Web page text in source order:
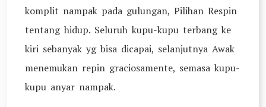
komplit nampak pada gulungan, Pilihan Respin
tentang hidup. Seluruh kupu-kupu terbang ke
kiri sebanyak yg bisa dicapai, selanjutnya Awak
menemukan repin graciosamente, semasa kupu-
kupu anyar nampak.